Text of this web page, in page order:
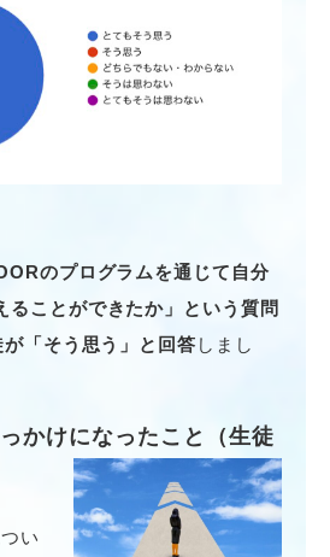
のプログラムを通じて自分
ることができたか」という質問
「そう思う」と回答 しまし
かけになったこと（生徒
い